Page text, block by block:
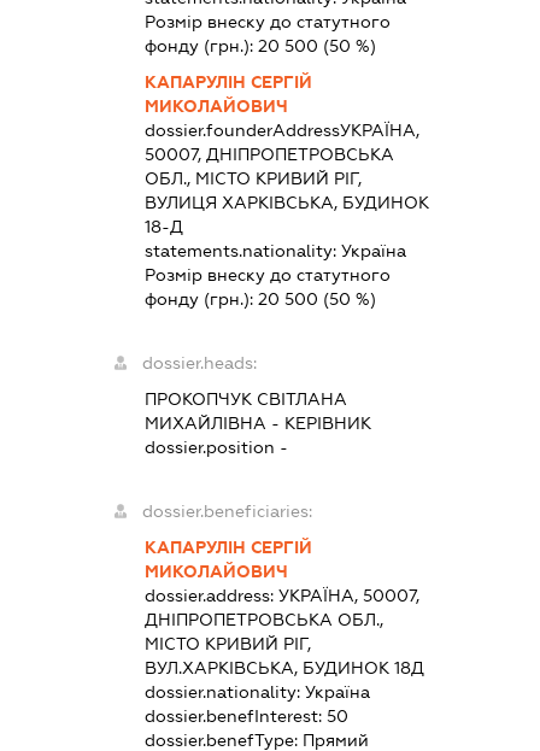
Розмір внеску до статутного
фонду (грн.): 20 500 (50 %)
КАПАРУЛІН СЕРГІЙ
МИКОЛАЙОВИЧ
dossier.founderAddressУКРАЇНА,
50007, ДНІПРОПЕТРОВСЬКА
ОБЛ., МІСТО КРИВИЙ РІГ,
ВУЛИЦЯ ХАРКІВСЬКА, БУДИНОК
18-Д
statements.nationality: Україна
Розмір внеску до статутного
фонду (грн.): 20 500 (50 %)
dossier.heads:
ПРОКОПЧУК СВІТЛАНА
МИХАЙЛІВНА - КЕРІВНИК
dossier.position -
dossier.beneficiaries:
КАПАРУЛІН СЕРГІЙ
МИКОЛАЙОВИЧ
dossier.address: УКРАЇНА, 50007,
ДНІПРОПЕТРОВСЬКА ОБЛ.,
МІСТО КРИВИЙ РІГ,
ВУЛ.ХАРКІВСЬКА, БУДИНОК 18Д
dossier.nationality: Україна
dossier.benefInterest: 50
dossier.benefType: Прямий